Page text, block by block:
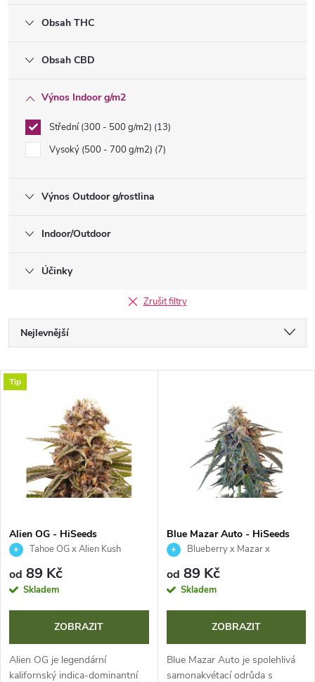
Obsah THC
Obsah CBD
Výnos Indoor g/m2
Střední (300 - 500 g/m2) 13
Vysoký (500 - 700 g/m2) 7
Výnos Outdoor g/rostlina
Indoor/Outdoor
Účinky
Zrušit filtry
Ř
a
p
r
o
d
Nejlevnější
Nejprodávanější
Abecedně
V
s
p
r
d
Tip
Alien OG - HiSeeds
Tahoe OG x Alien Kush
od 89 Kč
Skladem
ZOBRAZIT
Alien OG je legendární
kalifornský indica-dominantní
Blue Mazar Auto - HiSeeds
Blueberry x Mazar x
Ruderalis
od 89 Kč
Skladem
ZOBRAZIT
Blue Mazar Auto je spolehlivá
samonakvétací odrůda s